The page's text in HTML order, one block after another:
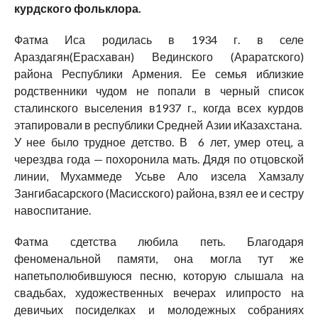
курдского фольклора.
Фатма Иса родилась в 1934 г. в селе
Араздагян(Ерасхаван) Вединского (Араратского)
района Республики Армения. Ее семья иблизкие
родственники чудом не попали в черный список
сталинского выселения в1937 г., когда всех курдов
этапировали в республики Средней Азии иКазахстана.
У нее было трудное детство. В 6 лет, умер отец, а
черездва года — похоронила мать. Дядя по отцовской
линии, Мухаммеде Усьве Ало изсела Хамзалу
Зангибасарского (Масисского) района, взял ее и сестру
навоспитание.
Фатма сдетства любила петь. Благодаря
феноменальной памяти, она могла тут же
напетьполюбившуюся песню, которую слышала на
свадьбах, художественных вечерах илипросто на
девичьих посиделках и молодежных собраниях